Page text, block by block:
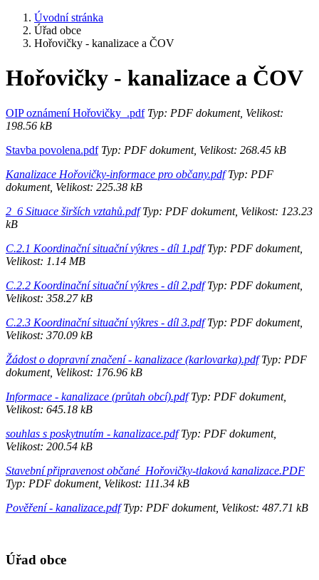
Úvodní stránka
Úřad obce
Hořovičky - kanalizace a ČOV
Hořovičky - kanalizace a ČOV
OIP oznámení Hořovičky_.pdfTyp: PDF dokument, Velikost:
198.56 kB
Stavba povolena.pdfTyp: PDF dokument, Velikost: 268.45 kB
Kanalizace Hořovičky-informace pro občany.pdfTyp: PDF
dokument, Velikost: 225.38 kB
2_6 Situace širších vztahů.pdfTyp: PDF dokument, Velikost: 123.23
kB
C.2.1 Koordinační situační výkres - díl 1.pdfTyp: PDF dokument,
Velikost: 1.14 MB
C.2.2 Koordinační situační výkres - díl 2.pdfTyp: PDF dokument,
Velikost: 358.27 kB
C.2.3 Koordinační situační výkres - díl 3.pdfTyp: PDF dokument,
Velikost: 370.09 kB
Žádost o dopravní značení - kanalizace (karlovarka).pdfTyp: PDF
dokument, Velikost: 176.96 kB
Informace - kanalizace (průtah obcí).pdfTyp: PDF dokument,
Velikost: 645.18 kB
souhlas s poskytnutím - kanalizace.pdfTyp: PDF dokument,
Velikost: 200.54 kB
Stavební připravenost občané_Hořovičky-tlaková kanalizace.PDF
Typ: PDF dokument, Velikost: 111.34 kB
Pověření - kanalizace.pdfTyp: PDF dokument, Velikost: 487.71 kB
Úřad obce